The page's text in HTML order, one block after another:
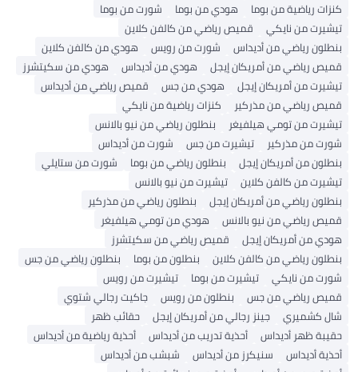
كنزات رياضية من بوما
هودي من بوما
شورت من بوما
تيشيرت من نايكي
قميص رياضي من كالفن كلاين
بنطلون رياضي من أديداس
شورت من رويس
هودي من كالفن كلاين
قميص رياضي من أمريكان إيجل
هودي من أديداس
هودي من سكيتشرز
تيشيرت من أمريكان إيجل
هودي من جس
قميص رياضي من أديداس
قميص رياضي من مذركير
كنزات رياضية من نايكي
تيشيرت من تومي هيلفيغر
بنطلون رياضي من نيو بالانس
شورت من مذركير
تيشيرت من جس
شورت من أديداس
بنطلون من أمريكان إيجل
بنطلون رياضي من بوما
شورت من ستايلي
تيشيرت من كالفن كلاين
تيشيرت من نيو بالانس
بنطلون رياضي من أمريكان إيجل
بنطلون رياضي من مذركير
قميص رياضي من نيو بالانس
هودي من تومي هيلفيغر
هودي من أمريكان إيجل
قميص رياضي من سكيتشرز
بنطلون رياضي من كالفن كلاين
بنطلون من بوما
بنطلون رياضي من جس
شورت من نايكي
تيشيرت من بوما
تيشيرت من رويس
قميص رياضي من جس
بنطلون من رويس
جاكيت رجالي شتوي
شال كشميري
جينز رجالي من أمريكان إيجل
حقائب ظهر
حقيبة ظهر أديداس
أحذية تدريب من أديداس
أحذية رياضية من أديداس
أحذية أديداس
سنيكرز من أديداس
شبشب من أديداس